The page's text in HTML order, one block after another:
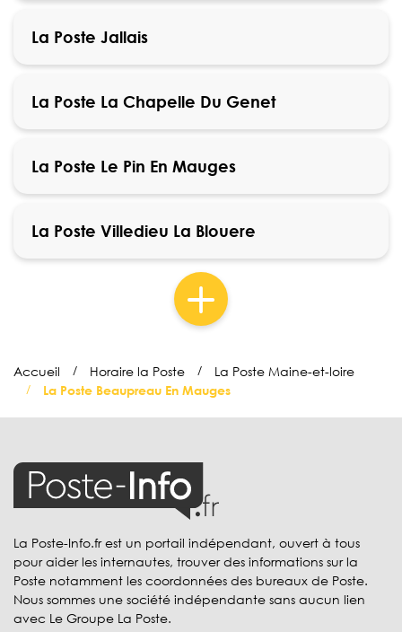
La Poste Jallais
La Poste La Chapelle Du Genet
La Poste Le Pin En Mauges
La Poste Villedieu La Blouere
Accueil Horaire la Poste
La Poste Maine-et-loire
La Poste Beaupreau En Mauges
La Poste-Info.fr est un portail indépendant, ouvert à tous
pour aider les internautes, trouver des informations sur la
Poste notamment les coordonnées des bureaux de Poste.
Nous sommes une société indépendante sans aucun lien
avec Le Groupe La Poste.